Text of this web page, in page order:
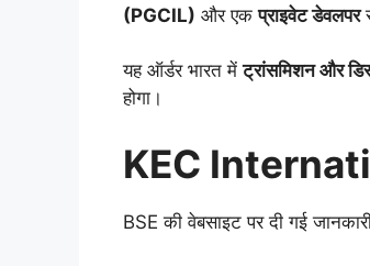
(PGCIL) और एकप्राइवेट डेवलपर
यह ऑर्डर भारत मेंट्रांसमिशन और
होगा।
KEC
BSE की वेबसाइट पर दी गई